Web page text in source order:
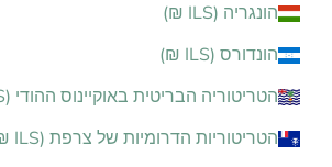
הונגריה (ILS ₪)
הונדורס (ILS ₪)
הטריטוריה הבריטית באוקיינוס ההודי (ILS ₪)
הטריטוריות הדרומיות של צרפת (ILS ₪)